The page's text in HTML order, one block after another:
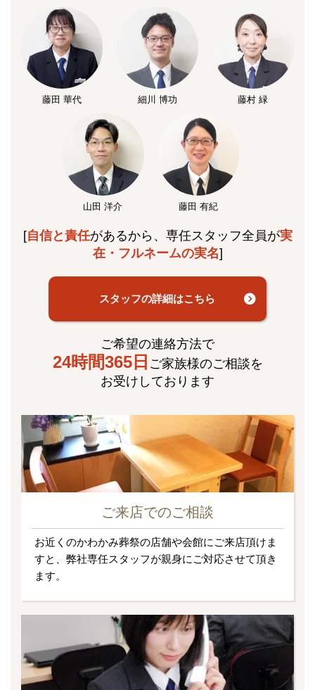
藤田 華代 細川 博功 藤村 緑
山田 洋介 藤田 有紀
[自信と責任があるから、専任スタッフ全員が実
在・フルネームの実名]
スタッフの詳細はこちら
ご希望の連絡方法で
24時間365日 ご家族様のご相談を
お受けしております
ご来店でのご相談
お近くのかわかみ葬祭の店舗や会館にご来店頂けま
すと、弊社専任スタッフが親身にご対応させて頂き
ます。